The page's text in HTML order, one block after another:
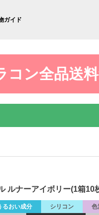
ガイド
コン全品送
ルナーアイボリー(1箱10
るおい成分 シリコン
色